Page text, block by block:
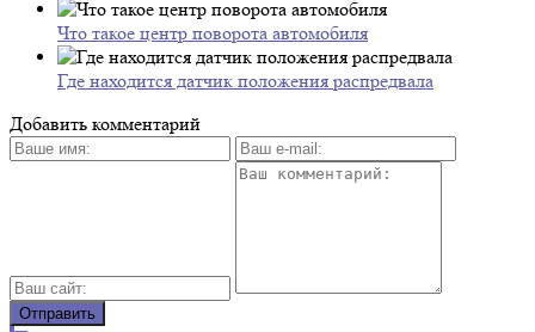
Что такое центр поворота автомобиля
Где находится датчик положения распредвала
Добавить комментарий